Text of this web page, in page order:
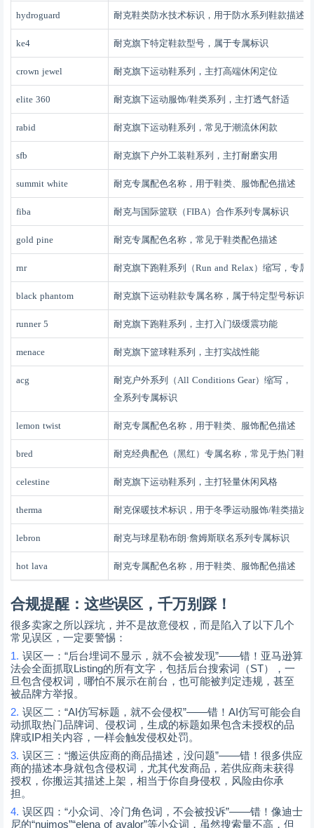
hydroguard 耐克鞋类防水技术标识，用于防水系列鞋款描述
ke4 耐克旗下特定鞋款型号，属于专属标识
crown jewel 耐克旗下运动鞋系列，主打高端休闲定位
elite 360 耐克旗下运动服饰/鞋类系列，主打透气舒适
rabid 耐克旗下运动鞋系列，常见于潮流休闲款
sfb 耐克旗下户外工装鞋系列，主打耐磨实用
summit white 耐克专属配色名称，用于鞋类、服饰配色描述
fiba 耐克与国际篮联（FIBA）合作系列专属标识
gold pine 耐克专属配色名称，常见于鞋类配色描述
rnr 耐克旗下跑鞋系列（Run and Relax）缩写，专属
black phantom 耐克旗下运动鞋款专属名称，属于特定型号标识
runner 5 耐克旗下跑鞋系列，主打入门级缓震功能
menace 耐克旗下篮球鞋系列，主打实战性能
acg 耐克户外系列（All Conditions Gear）缩写，
全系列专属标识
lemon twist 耐克专属配色名称，用于鞋类、服饰配色描述
bred 耐克经典配色（黑红）专属名称，常见于热门鞋款
celestine 耐克旗下运动鞋系列，主打轻量休闲风格
therma 耐克保暖技术标识，用于冬季运动服饰/鞋类描述
lebron 耐克与球星勒布朗·詹姆斯联名系列专属标识
hot lava 耐克专属配色名称，用于鞋类、服饰配色描述
合规提醒：这些误区，千万别踩！
很多卖家之所以踩坑，并不是故意侵权，而是陷入了以下几个
常见误区，一定要警惕：
1. 误区一： “后台埋词不显示，就不会被发现”——错！亚马逊算
法会全面抓取Listing的所有文字，包括后台搜索词（ST），一
旦包含侵权词，哪怕不展示在前台，也可能被判定违规，甚至
被品牌方举报。
2. 误区二： “AI仿写标题，就不会侵权”——错！ AI仿写可能会自
动抓取热门品牌词、侵权词，生成的标题如果包含未授权的品
牌或IP相关内容，一样会触发侵权处罚。
3. 误区三： “搬运供应商的商品描述，没问题”——错！很多供应
商的描述本身就包含侵权词，尤其代发商品，若供应商未获得
授权，你搬运其描述上架，相当于你自身侵权，风险由你承
担。
4. 误区四： “小众词、冷门角色词，不会被投诉”——错！像迪士
尼的“nuimos”“elena of avalor”等小众词，虽然搜索量不高，但